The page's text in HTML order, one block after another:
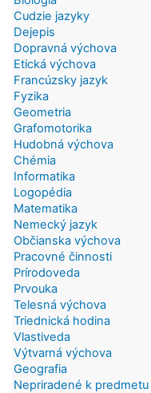
Cudzie jazyky
Dejepis
Dopravná výchova
Etická výchova
Francúzsky jazyk
Fyzika
Geometria
Grafomotorika
Hudobná výchova
Chémia
Informatika
Logopédia
Matematika
Nemecký jazyk
Občianska výchova
Pracovné činnosti
Prírodoveda
Prvouka
Telesná výchova
Triednická hodina
Vlastiveda
Výtvarná výchova
Geografia
Nepriradené k predmetu